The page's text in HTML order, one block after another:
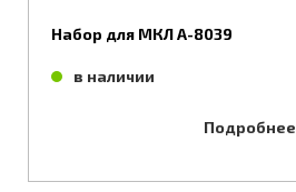
Набор для МКЛ А-8039
в наличии
Подробнее